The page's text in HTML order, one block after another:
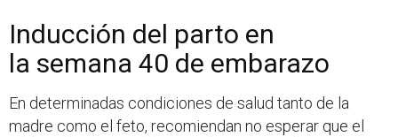
Inducción del parto en
la semana 40 de embarazo
En determinadas condiciones de salud tanto de la
madre como el feto, recomiendan no esperar que el